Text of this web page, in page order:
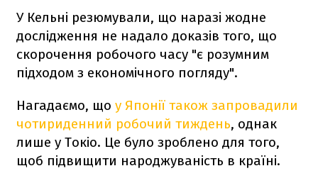
У Кельні резюмували, що наразі жодне
дослідження не надало доказів того, що
скорочення робочого часу "є розумним
підходом з економічного погляду".
Нагадаємо, що у Японії також запровадили
чотириденний робочий тиждень, однак
лише у Токіо. Це було зроблено для того,
щоб підвищити народжуваність в країні.